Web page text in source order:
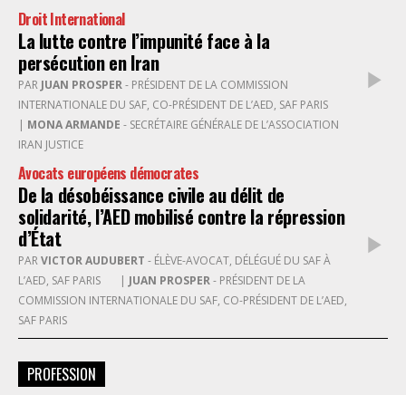
Droit International
La lutte contre l’impunité face à la
persécution en Iran
PAR JUAN PROSPER
INTERNATIONALE DU SAF, CO-PRÉSIDENT DE L’AED, SAF PARIS
| MONA ARMANDE
IRAN JUSTICE
Avocats européens démocrates
De la désobéissance civile au délit de
solidarité, l’AED mobilisé contre la répression
d’État
PARVICTOR AUDUBERT
L’AED, SAF PARIS
| JUAN PROSPER
COMMISSION INTERNATIONALE DU SAF, CO-PRÉSIDENT DE L’AED,
SAF PARIS
PROFESSION